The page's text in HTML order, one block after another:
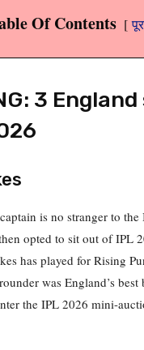
Of Contents
3
is no stranger to
opted to sit out of IPL
has played for Rising
was England’s
the IPL 2026 mini-